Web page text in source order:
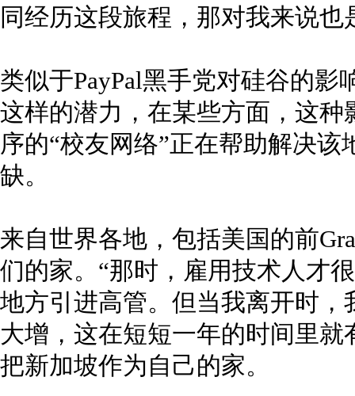
同经历这段旅程，那对我来说也
类似于PayPal黑手党对硅谷的影
这样的潜力，在某些方面，这
序的“校友网络”正在帮助解决
缺。
来自世界各地，包括美国的前
们的家。“那时，雇用技术人才
地方引进高管。但当我离开时，
大增，这在短短一年的时间里
把新加坡作为自己的家。